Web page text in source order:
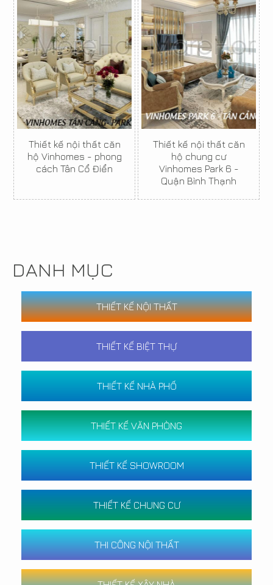
Thiết kế nội thất căn
hộ Vinhomes - phong
cách Tân Cổ Điển
Thiết kế nội thất căn
hộ chung cư
Vinhomes Park 6 -
Quận Bình Thạnh
DANH MỤC
THIẾT KẾ NỘI THẤT
THIẾT KẾ BIỆT THỰ
THIẾT KẾ NHÀ PHỐ
THIẾT KẾ VĂN PHÒNG
THIẾT KẾ SHOWROOM
THIẾT KẾ CHUNG CƯ
THI CÔNG NỘI THẤT